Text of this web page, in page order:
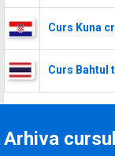
Curs Kuna
Curs Bahtul
Arhiva